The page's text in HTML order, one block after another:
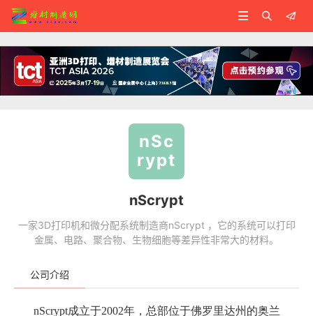



nSc
rypt
nScrypt
一家3D打印机和微分配系统制造商nScrypt ，它的系统可以打印
金属、电路、聚合物、生物细胞等差异性非常大的材料。
公司介绍
nScrypt成立于2002年，总部位于佛罗里达州的奥兰